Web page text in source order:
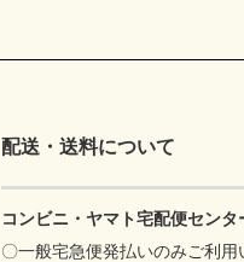
配送・送料について
コンビニ・ヤマト宅配便センタ
〇一般宅急便発払いのみご利